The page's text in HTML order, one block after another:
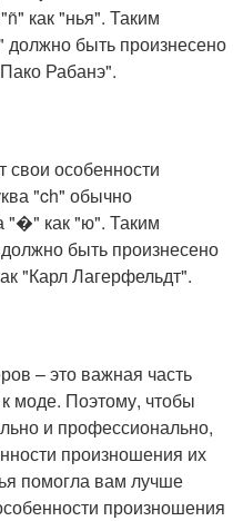
как "нья". Таким
быть произнесено
Рабанэ".
особенности
"ch" обычно
"�" как "ю". Таким
быть произнесено
"Карл Лагерфельдт".
– это важная часть
моде. Поэтому, чтобы
и профессионально,
произношения их
помогла вам лучше
произношения